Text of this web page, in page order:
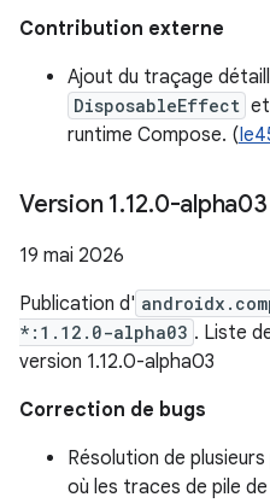
Contribution externe
Ajout du traçage
DisposableEffect et
runtime Compose. (
Version 1.12.0-alpha03
19 mai 2026
Publication d'
*:1.12.0-alpha03 . Liste
version 1.12.0-alpha03
Correction de bugs
Résolution de
où les traces de pile